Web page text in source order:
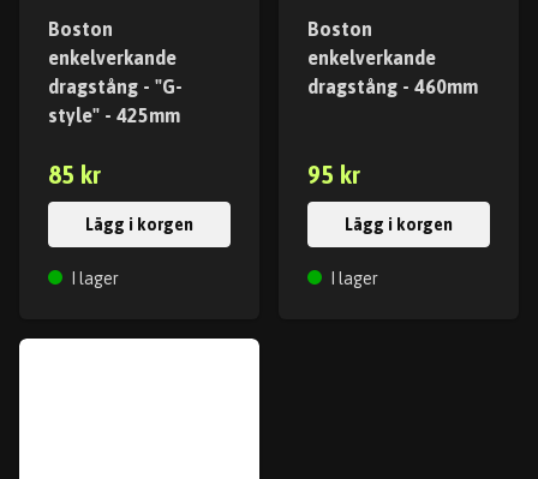
Boston
enkelverkande
dragstång - "G-
style" - 425mm
85 kr
Lägg i korgen
I lager
Boston
enkelverkande
dragstång - 460mm
95 kr
Lägg i korgen
I lager